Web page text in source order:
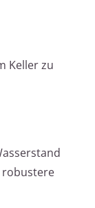
Keller zu
robustere